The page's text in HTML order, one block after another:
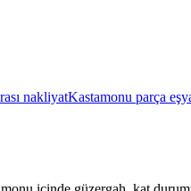
nakliyatKastamonu parça